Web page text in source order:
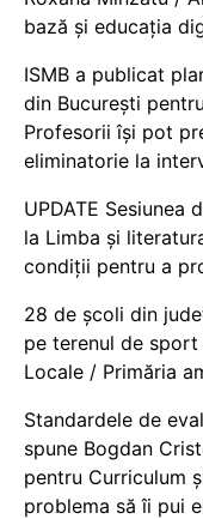
bază și educația
ISMB a publicat
din București
Profesorii își pot
eliminatorie la
UPDATE Sesiunea
la Limba și
condiții pentru a
28 de școli din
pe terenul de
Locale / Primăria
Standardele de
spune Bogdan
pentru Curriculum
problema să îi pui